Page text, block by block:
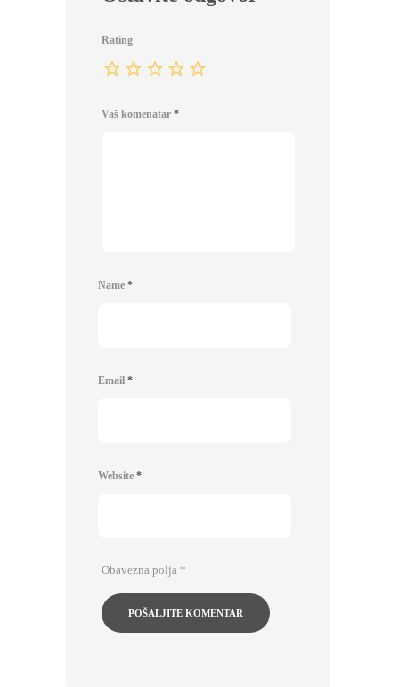
Rating
Vaš komenatar *
Name *
Email *
Website *
Obavezna polja *